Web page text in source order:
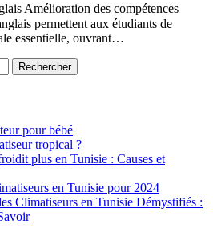
Amélioration des compétences
permettent aux étudiants de
essentielle, ouvrant…
pour bébé
tropical ?
plus en Tunisie : Causes et
en Tunisie pour 2024
Climatiseurs en Tunisie Démystifiés :